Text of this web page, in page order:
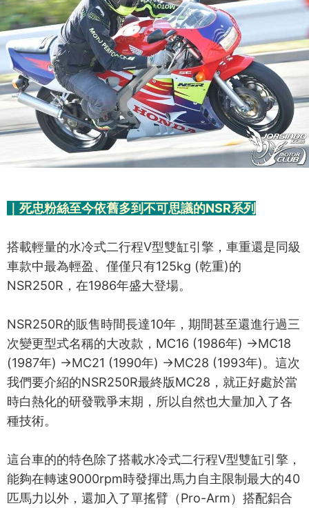
｜死忠粉絲至今依舊多到不可思議的NSR系列
搭載輕量的水冷式二行程V型雙缸引擎，車重還是同級
車款中最為輕盈、僅僅只有125kg (乾重)的
NSR250R，在1986年盛大登場。
NSR250R的販售時間長達10年，期間甚至還進行過三
次變更型式名稱的大改款，MC16 (1986年) →MC18
(1987年) →MC21 (1990年) →MC28 (1993年)。這次
我們要介紹的NSR250R最終版MC28，就正好處於當
時白熱化的研發戰爭末期，所以自然也大量加入了各
種技術。
這台車的的特色除了搭載水冷式二行程V型雙缸引擎，
能夠在轉速9000rpm時發揮出馬力自主限制最大的40
匹馬力以外，還加入了單搖臂（Pro-Arm）搭配鋁合